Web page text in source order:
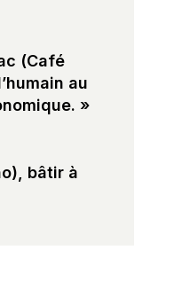
(Café
au
»
bâtir à